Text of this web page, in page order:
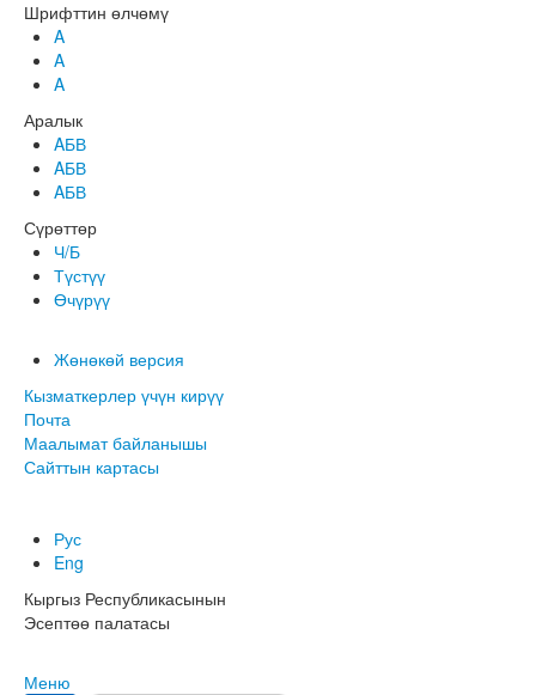
Шрифттин өлчөмү
A
A
A
Аралык
AБВ
AБВ
AБВ
Сүрөттөр
Ч/Б
Түстүү
Өчүрүү
Жөнөкөй версия
Кызматкерлер үчүн кирүү
Почта
Маалымат байланышы
Сайттын картасы
Рус
Eng
Кыргыз Республикасынын
Эсептөө палатасы
Меню